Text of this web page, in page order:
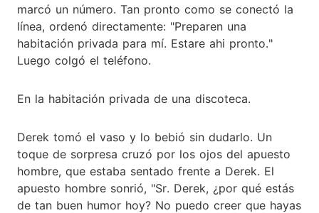
marcó un número. Tan pronto como se conectó la
línea, ordenó directamente: "Preparen una
habitación privada para mí. Estare ahi pronto."
Luego colgó el teléfono.
En la habitación privada de una discoteca.
Derek tomó el vaso y lo bebió sin dudarlo. Un
toque de sorpresa cruzó por los ojos del apuesto
hombre, que estaba sentado frente a Derek. El
apuesto hombre sonrió, "Sr. Derek, ¿por qué estás
de tan buen humor hoy? No puedo creer que hayas